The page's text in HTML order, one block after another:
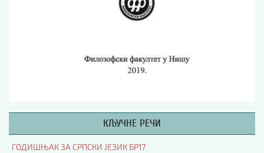
ПРЕТРАГА ИЗДАЊА
Тип издања
КЉУЧНЕ РЕЧИ
ГОДИШЊАК ЗА СРПСКИ ЈЕЗИК БР17